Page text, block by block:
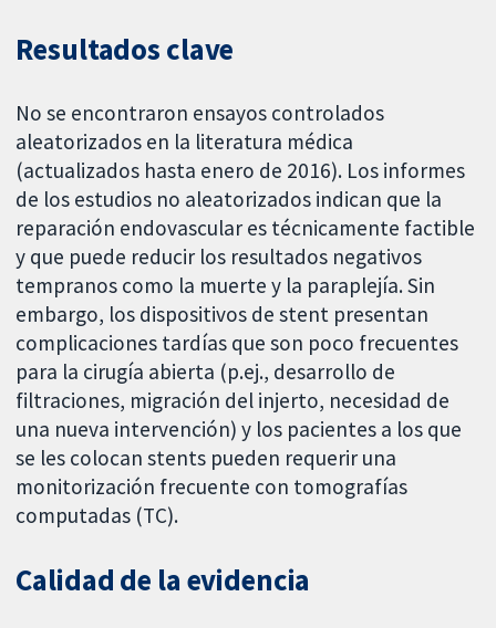
Resultados clave
No se encontraron ensayos controlados
aleatorizados en la literatura médica
(actualizados hasta enero de 2016). Los informes
de los estudios no aleatorizados indican que la
reparación endovascular es técnicamente factible
y que puede reducir los resultados negativos
tempranos como la muerte y la paraplejía. Sin
embargo, los dispositivos de stent presentan
complicaciones tardías que son poco frecuentes
para la cirugía abierta (p.ej., desarrollo de
filtraciones, migración del injerto, necesidad de
una nueva intervención) y los pacientes a los que
se les colocan stents pueden requerir una
monitorización frecuente con tomografías
computadas (TC).
Calidad de la evidencia